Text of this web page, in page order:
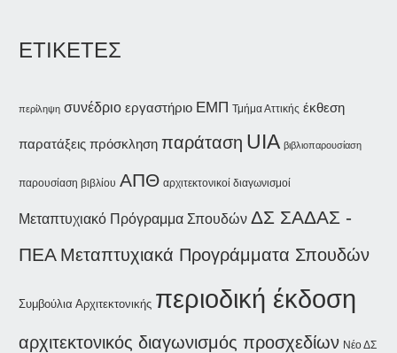
ΕΤΙΚΕΤΕΣ
περίληψη συνέδριο εργαστήριο ΕΜΠ Τμήμα Αττικής έκθεση
παρατάξεις πρόσκληση παράταση UIA βιβλιοπαρουσίαση
παρουσίαση βιβλίου ΑΠΘ αρχιτεκτονικοί διαγωνισμοί
Μεταπτυχιακό Πρόγραμμα Σπουδών ΔΣ ΣΑΔΑΣ -
ΠΕΑ Μεταπτυχιακά Προγράμματα Σπουδών
Συμβούλια Αρχιτεκτονικής περιοδική έκδοση
αρχιτεκτονικός διαγωνισμός προσχεδίων Νέο ΔΣ